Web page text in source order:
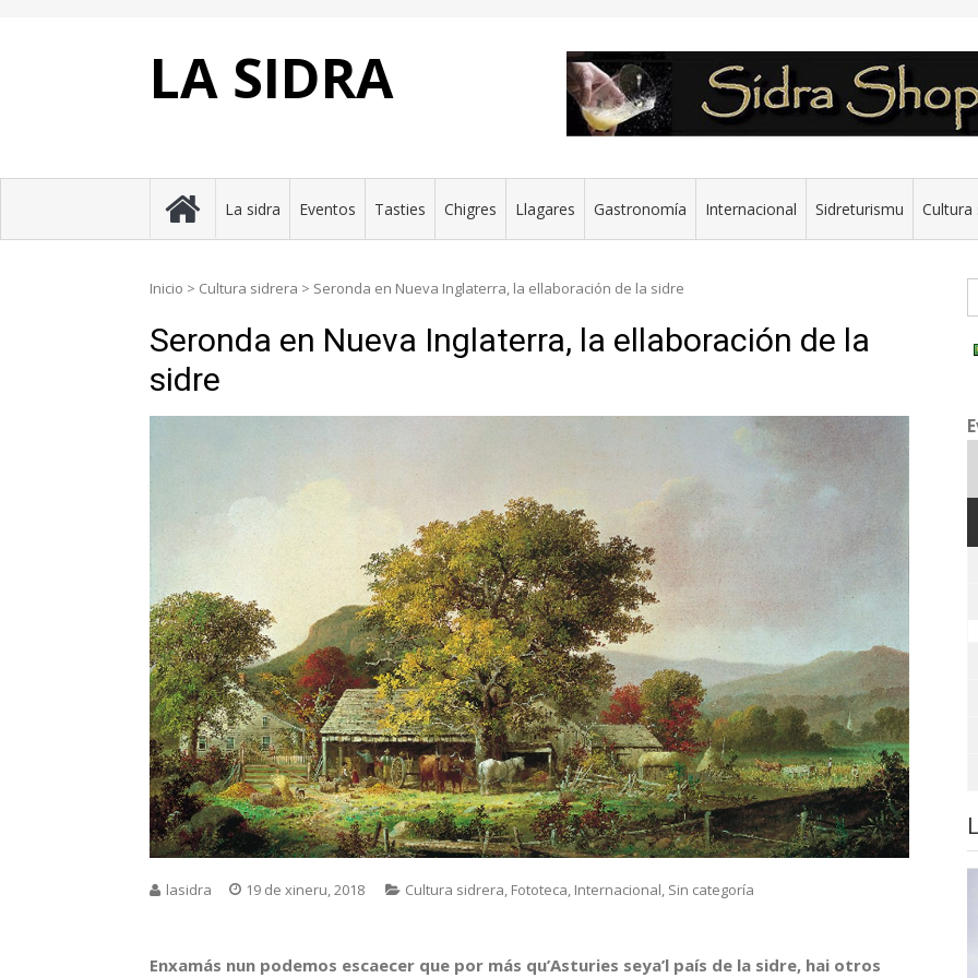
LA SIDRA
La sidra Eventos Tasties Chigres Llagares Gastronomía Internacional Sidreturismu Cultura
Inicio > Cultura sidrera > Seronda en Nueva Inglaterra, la ellaboración de la sidre
Seronda en Nueva Inglaterra, la ellaboración de la
sidre
lasidra 19 de xineru, 2018 Cultura sidrera, Fototeca, Internacional, Sin categoría
Enxamás nun podemos escaecer que por más qu’Asturies seya’l país de la sidre, hai otros